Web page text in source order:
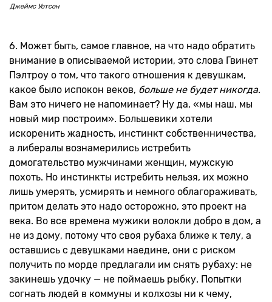
Джеймс Уотсон
6. Может быть, самое главное, на что надо обратить
внимание в описываемой истории, это слова Гвинет
Пэлтроу о том, что такого отношения к девушкам,
какое было испокон веков, больше не будет никогда.
Вам это ничего не напоминает? Ну да, «мы наш, мы
новый мир построим». Большевики хотели
искоренить жадность, инстинкт собственничества,
а либералы вознамерились истребить
домогательство мужчинами женщин, мужскую
похоть. Но инстинкты истребить нельзя, их можно
лишь умерять, усмирять и немного облагораживать,
притом делать это надо осторожно, это проект на
века. Во все времена мужики волокли добро в дом, а
не из дому, потому что своя рубаха ближе к телу, а
оставшись с девушками наедине, они с риском
получить по морде предлагали им снять рубаху: не
закинешь удочку — не поймаешь рыбку. Попытки
согнать людей в коммуны и колхозы ни к чему,